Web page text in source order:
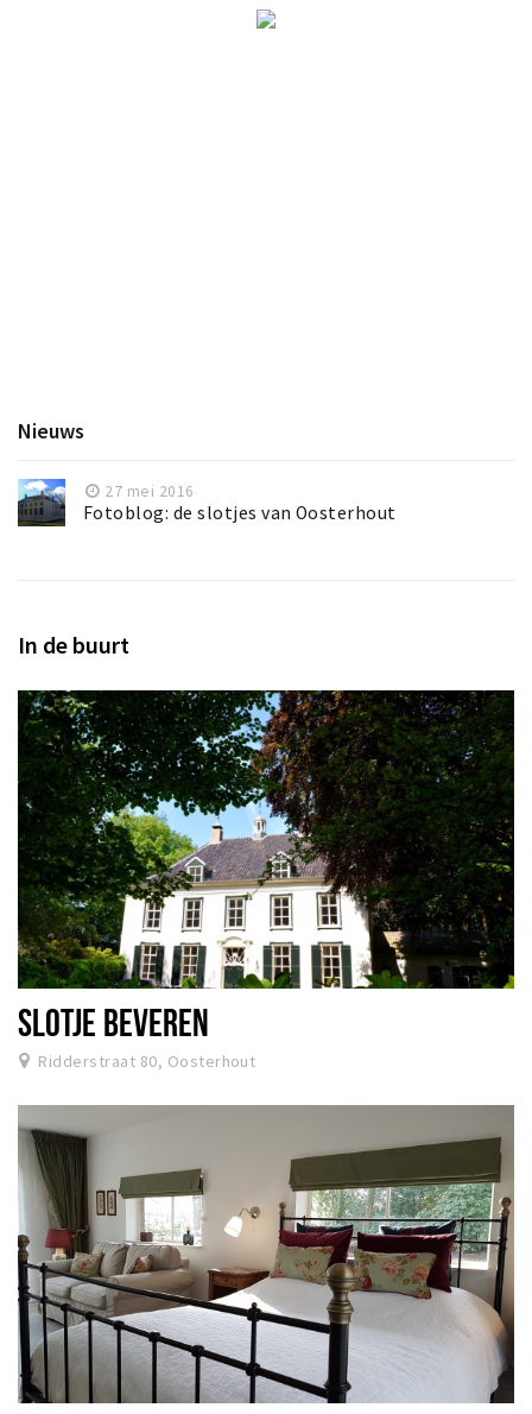
Nieuws
27 mei 2016
Fotoblog: de slotjes van Oosterhout
In de buurt
SLOTJE BEVEREN
Ridderstraat 80, Oosterhout